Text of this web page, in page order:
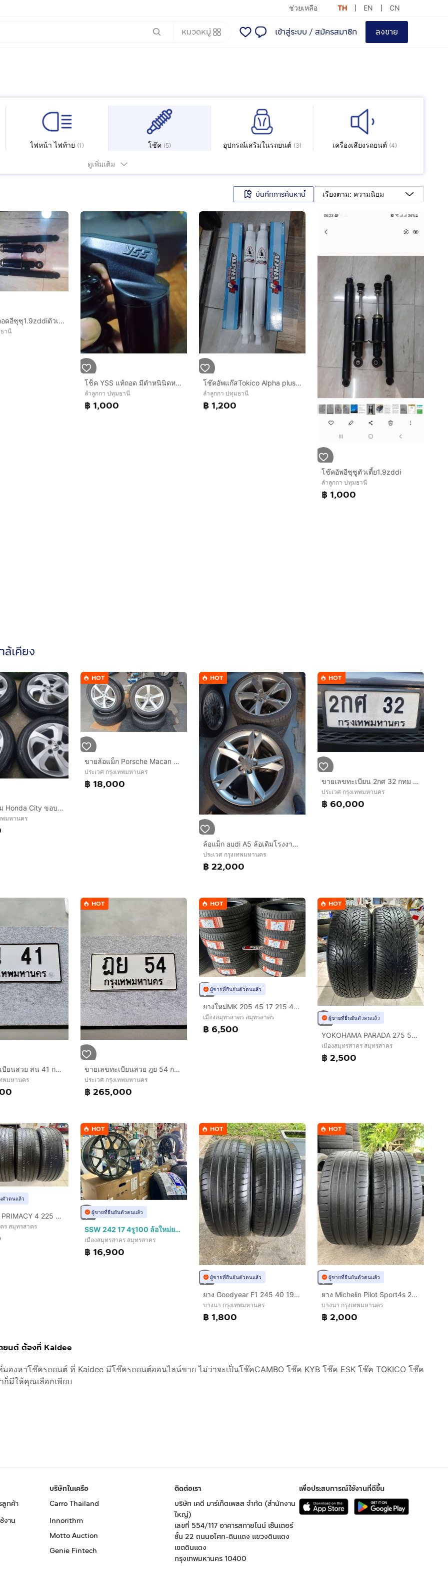
ช่วยเหลือ TH EN CN
หมวดหมู่ เข้าสู่ระบบ / สมัครสมาชิก ลงขาย
ไฟหน้า ไฟท้าย (1 ) โช๊ค (5) อุปกรณ์เสริมในรถยนต์ (3) เครื่องเสียงรถยนต์ (4)
ดูเพิ่มเติม
บันทึกการค้นหานี้ เรียงตาม: ความนิยม
โช๊คอัพแท้ถอดอีซุซุ1.9zddiตัวเตี้ยใช้ไม่เกินหมื่นโล
านี
โช็ค YSS แท้ถอด มีตำหนินิดหน่อย
ลำลูกกา ปทุมธานี
฿ 1,000
โช๊คอัพแก๊สTokico Alpha plus กระบอกใหญ่พิเศษ
ลำลูกกา ปทุมธานี
฿ 1,200
โช๊คอัพอีซุซูตัวเตี้ย1.9zddi
ลำลูกกา ปทุมธานี
฿ 1,000
ล้เคียง
ขายแม็ก​เดิม​ Honda​ City ขอบ15 เดิมๆไม่เคยซ่อมหรือทำสี​ มีรอยนิดหน่อย​พร้อมยาง​ Bridgestone Ecopia ep300​ 185 60 15 ปลายปี21 ชุด4วง​ 2800​บ
พมหานคร
HOT
ขายล้อแม็ก Porsche Macan ขอบ 18 พร้อมยางสภาพสวย ไม่เคยทำสี ราคา 18,000.- สนใจติดต่อ 0816114094
ประเวศ กรุงเทพมหานคร
฿ 18,000
HOT
ล้อแม็ก audi A5 ล้อเดิมโรงงาน ขอบ 19 พร้อมยาง 255 35 19 สภาพสวย ถอดตั้งแต่ป้ายแดง ราคา 4 ชุด 22,000 ติดต่อ 0816114094
ประเวศ กรุงเทพมหานคร
฿ 22,000
HOT
ขายเลขทะเบียน 2กศ 32 กทม ราคา 60,000.- สนใจติดต่อ 0986545361
ประเวศ กรุงเทพมหานคร
฿ 60,000
ขายเลขทะเบียนสวย สน 41 กทม ราคา 165,000.- สนใจติดต่อ 0986545361
ทพมหานคร
HOT
ขายเลขทะเบียนสวย ฎย 54 กทม ราคา 265,000.- สนใจติดต่อ 0986545361
ประเวศ กรุงเทพมหานคร
฿ 265,000
HOT
ผู้ขายที่ยืนยันตัวตนแล้ว
ยางใหม่MK 205 45 17 215 45 17 ปี2026
เมืองสมุทรสาคร สมุทรสาคร
฿ 6,500
HOT
ผู้ขายที่ยืนยันตัวตนแล้ว
YOKOHAMA PARADA 275 55 20 2เส้น ปลายปี22
เมืองสมุทรสาคร สมุทรสาคร
฿ 2,500
ตัวตนแล้ว
MICHELIN PRIMACY 4 225 55 17 ปี23 สวยงาม ไม่ปะ
ร สมุทรสาคร
HOT
ผู้ขายที่ยืนยันตัวตนแล้ว
SSW 242 17 4รู100 ล้อใหม่ยางใหม่ แถมครบครบ
เมืองสมุทรสาคร สมุทรสาคร
฿ 16,900
HOT
ผู้ขายที่ยืนยันตัวตนแล้ว
ยาง Goodyear F1 245 40 19 ปี23 คู่ 1800 บาท RunFlat ไม่ปะ
บางนา กรุงเทพมหานคร
฿ 1,800
HOT
ผู้ขายที่ยืนยันตัวตนแล้ว
ยาง Michelin Pilot Sport4s 245/35/20 ปี22 คู่ 2000 บาท สภาพดี!!
บางนา กรุงเทพมหานคร
฿ 2,000
ยนต์ ต้องที่ Kaidee
องหาโช๊ครถยนต์ ที่ Kaidee มีโช๊ครถยนต์ออนไลน์ขาย ไม่ว่าจะเป็นโช๊คCAMBO โช๊ค KYB โช๊ค ESK โช๊ค TOKICO โช๊ค
ก็มีให้คุณเลือกเพียบ
ลูกค้า
งาน
บริษัทในเครือ
Carro Thailand
Innorithm
Motto Auction
Genie Fintech
ติดต่อเรา
บริษัท เคดี มาร์เก็ตเพลส จำกัด (สำนักงาน
ใหญ่)
เลขที่ 554/117 อาคารสกายไนน์ เซ็นเตอร์
ชั้น 22 ถนนอโศก-ดินแดง แขวงดินแดง
เขตดินแดง
กรุงเทพมหานคร 10400
เพื่อประสบการณ์ใช้งานที่ดีขึ้น